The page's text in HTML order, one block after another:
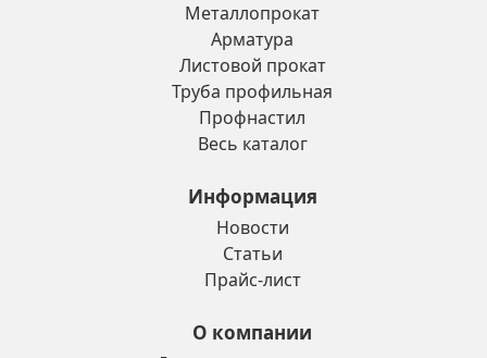
Металлопрокат
Арматура
Листовой прокат
Труба профильная
Профнастил
Весь каталог
Информация
Новости
Статьи
Прайс-лист
О компании